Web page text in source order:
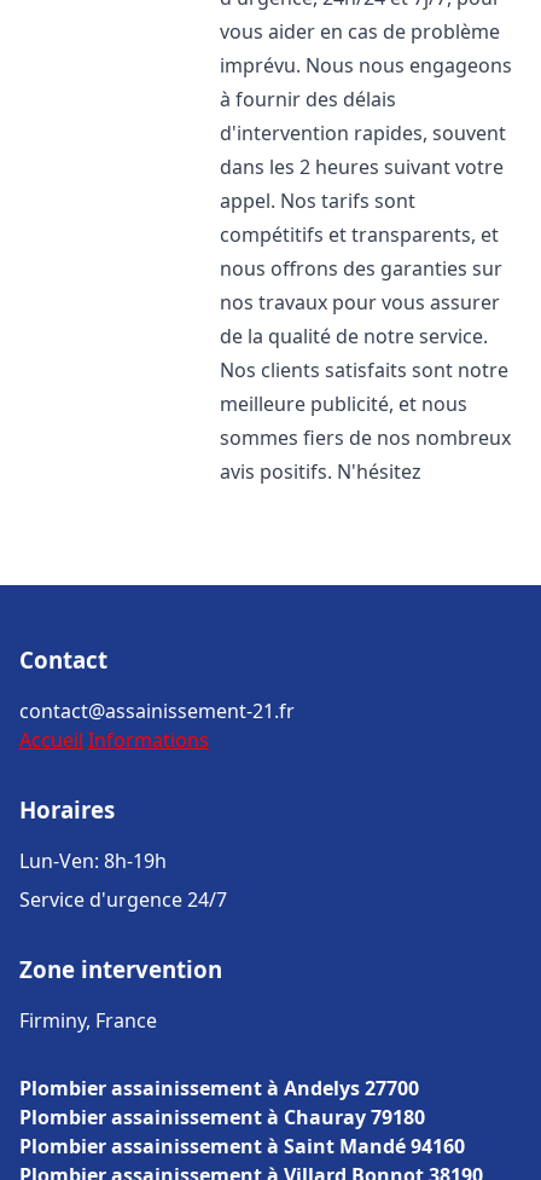
vous aider en cas de problème
imprévu. Nous nous engageons
à fournir des délais
d'intervention rapides, souvent
dans les 2 heures suivant votre
appel. Nos tarifs sont
compétitifs et transparents, et
nous offrons des garanties sur
nos travaux pour vous assurer
de la qualité de notre service.
Nos clients satisfaits sont notre
meilleure publicité, et nous
sommes fiers de nos nombreux
avis positifs. N'hésitez
Contact
contact@assainissement-21.fr
Accueil Informations
Horaires
Lun-Ven: 8h-19h
Service d'urgence 24/7
Zone intervention
Firminy, France
Plombier assainissement à Andelys 27700
Plombier assainissement à Chauray 79180
Plombier assainissement à Saint Mandé 94160